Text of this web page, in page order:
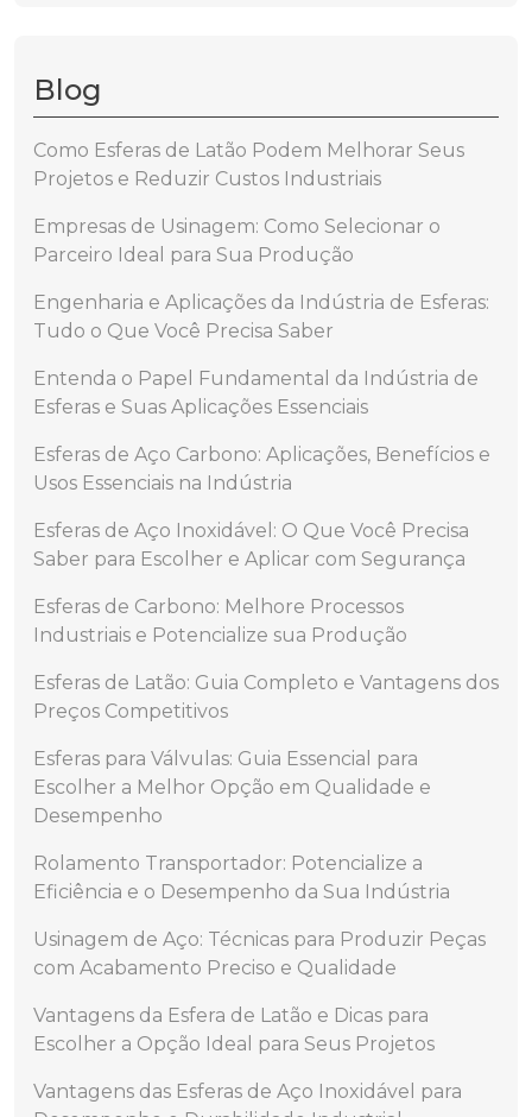
Blog
Como Esferas de Latão Podem Melhorar Seus
Projetos e Reduzir Custos Industriais
Empresas de Usinagem: Como Selecionar o
Parceiro Ideal para Sua Produção
Engenharia e Aplicações da Indústria de Esferas:
Tudo o Que Você Precisa Saber
Entenda o Papel Fundamental da Indústria de
Esferas e Suas Aplicações Essenciais
Esferas de Aço Carbono: Aplicações, Benefícios e
Usos Essenciais na Indústria
Esferas de Aço Inoxidável: O Que Você Precisa
Saber para Escolher e Aplicar com Segurança
Esferas de Carbono: Melhore Processos
Industriais e Potencialize sua Produção
Esferas de Latão: Guia Completo e Vantagens dos
Preços Competitivos
Esferas para Válvulas: Guia Essencial para
Escolher a Melhor Opção em Qualidade e
Desempenho
Rolamento Transportador: Potencialize a
Eficiência e o Desempenho da Sua Indústria
Usinagem de Aço: Técnicas para Produzir Peças
com Acabamento Preciso e Qualidade
Vantagens da Esfera de Latão e Dicas para
Escolher a Opção Ideal para Seus Projetos
Vantagens das Esferas de Aço Inoxidável para